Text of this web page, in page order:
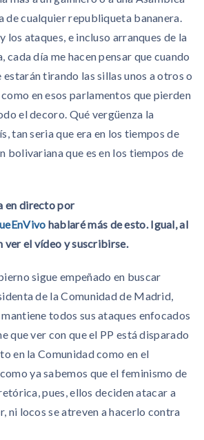
de cualquier republiqueta bananera.
los ataques, e incluso arranques de la
cada día me hacen pensar que cuando
estarán tirando las sillas unos a otros o
en esos parlamentos que pierden
el decoro. Qué vergüenza la
tan seria que era en los tiempos de
bolivariana que es en los tiempos de
en directo por
hablaré más de esto. Igual, al
ver el vídeo y suscribirse.
sigue empeñado en buscar
de la Comunidad de Madrid,
todos sus ataques enfocados
que ver con que el PP está disparado
en la Comunidad como en el
ya sabemos que el feminismo de
pues, ellos deciden atacar a
ni locos se atreven a hacerlo contra